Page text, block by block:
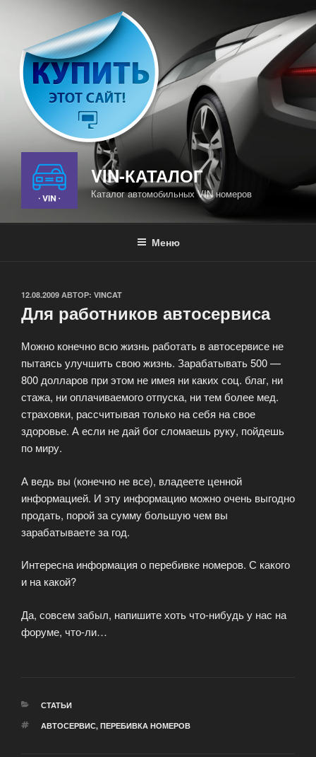
содержимому
VIN-КАТАЛОГ
Каталог автомобильных VIN номеров
Меню
ОПУБЛИКОВАНО
12.08.2009 АВТОР: VINCAT
Для работников автосервиса
Можно конечно всю жизнь работать в автосервисе не
пытаясь улучшить свою жизнь. Зарабатывать 500 —
800 долларов при этом не имея ни каких соц. благ, ни
стажа, ни оплачиваемого отпуска, ни тем более мед.
страховки, рассчитывая только на себя на свое
здоровье. А если не дай бог сломаешь руку, пойдешь
по миру.
А ведь вы (конечно не все), владеете ценной
информацией. И эту информацию можно очень выгодно
продать, порой за сумму большую чем вы
зарабатываете за год.
Интересна информация о перебивке номеров. С какого
и на какой?
Да, совсем забыл, напишите хоть что-нибудь у нас на
форуме, что-ли…
РУБРИКИ
СТАТЬИ
МЕТКИ
АВТОСЕРВИС, ПЕРЕБИВКА НОМЕРОВ